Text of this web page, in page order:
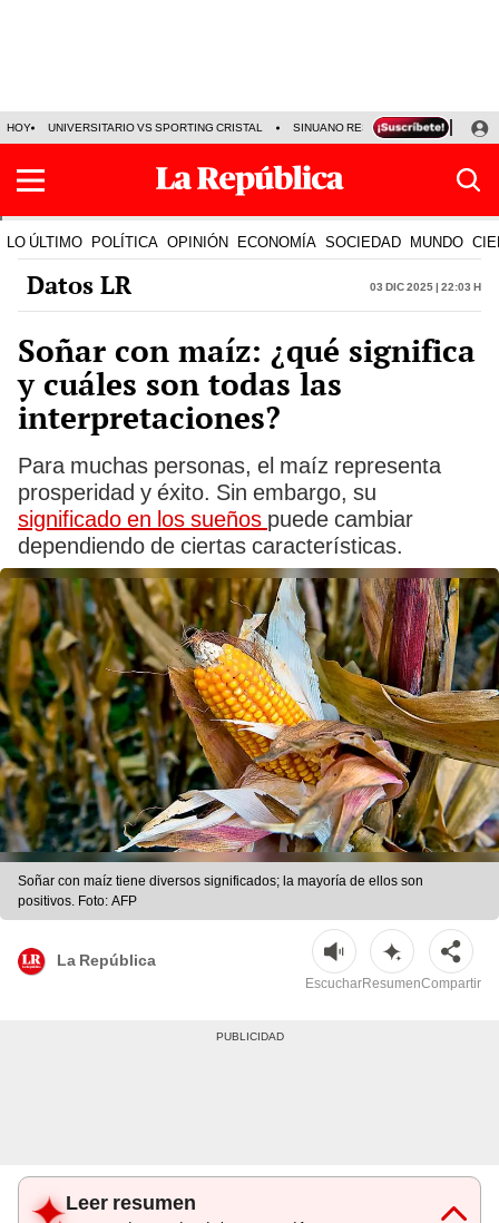
HOY UNIVERSITARIO VS SPORTING CRISTAL SINUANO RESULTADOS HOY
LO ÚLTIMO POLÍTICA OPINIÓN ECONOMÍA SOCIEDAD MUNDO
Datos LR 03 Dic 2025 | 22:03 h
Soñar con maíz: ¿qué significa
y cuáles son todas las
interpretaciones?
Para muchas personas, el maíz representa
prosperidad y éxito. Sin embargo, su
significado en los sueños puede cambiar
dependiendo de ciertas características.
Soñar con maíz tiene diversos significados; la mayoría de ellos son
positivos. Foto: AFP
La República
EscucharResumenCompartir
Leer resumen